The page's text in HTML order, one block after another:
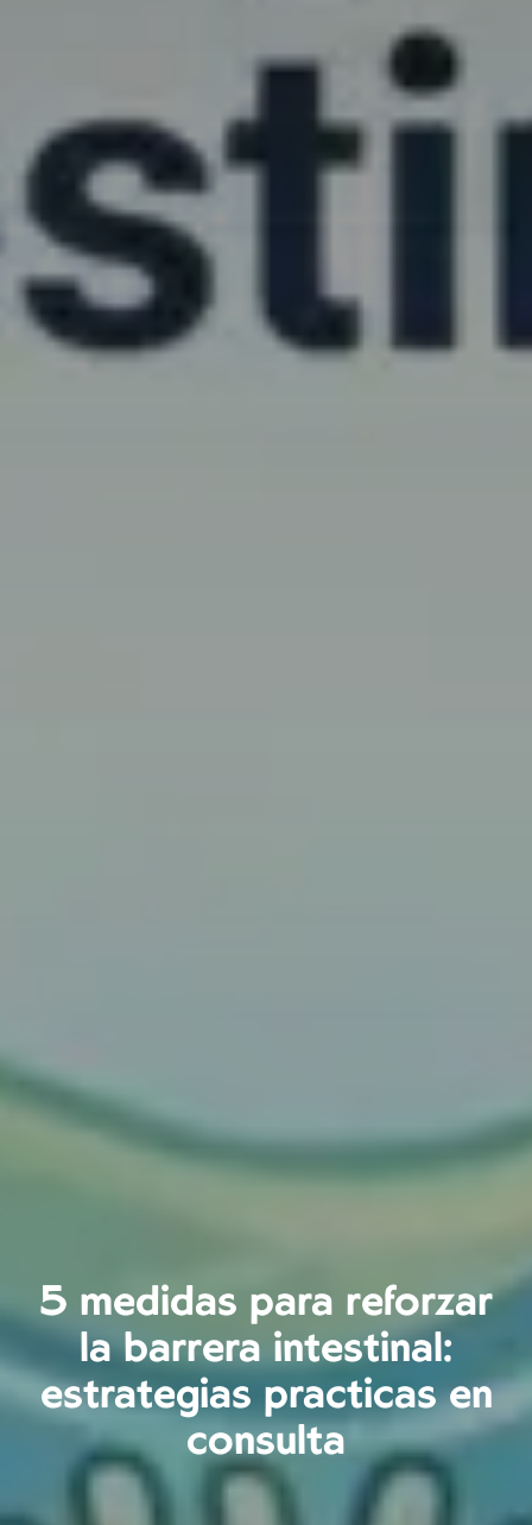
5 medidas para reforzar
la barrera intestinal:
estrategias prácticas en
consulta